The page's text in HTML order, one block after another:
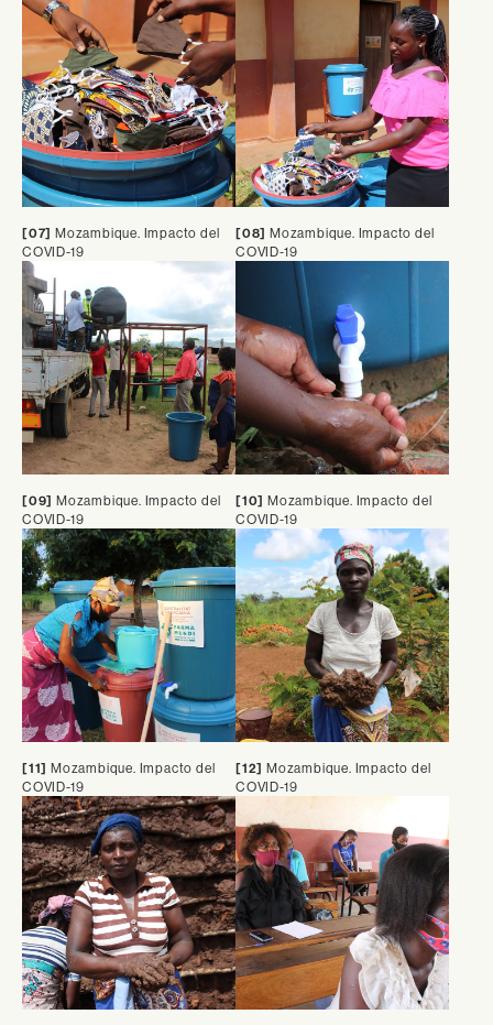
[07] Mozambique. Impacto del
COVID-19
[08] Mozambique. Impacto del
COVID-19
[09] Mozambique. Impacto del
COVID-19
[10] Mozambique. Impacto del
COVID-19
[11] Mozambique. Impacto del
COVID-19
[12] Mozambique. Impacto del
COVID-19